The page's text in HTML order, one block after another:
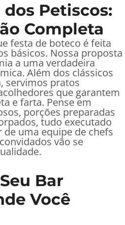
Petiscos:
Completa
festa de boteco é feita
básicos. Nossa proposta
a uma verdadeira
Além dos clássicos
servimos pratos
que garantem
e farta. Pense em
porções preparadas
tudo executado
uma equipe de chefs
vão se
Bar
Você